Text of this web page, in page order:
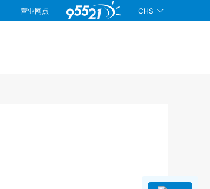
营业网点 CHS